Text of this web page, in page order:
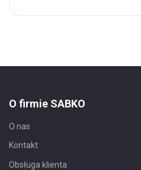
O firmie SABKO
O nas
Kontakt
Obsługa klienta